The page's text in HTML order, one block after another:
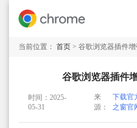
当前位置： 首页 > 谷歌浏览器插件
谷歌浏览器插件
时间：2025-
05-31
来
源：
下载官
之窗官